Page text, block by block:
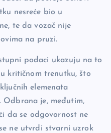
nesreće bio u
te da vozač nije
na pruzi.
podaci ukazuju na to
kritičnom trenutku, što
elemenata
Odbrana je, međutim,
da se odgovornost ne
ne utvrdi stvarni uzrok